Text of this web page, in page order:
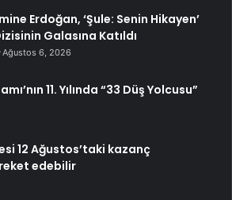
Erdoğan, ‘Şule: Senin Hikayen’
Galasına Katıldı
Ağustos 6, 2026
11. Yılında “33 Düş Yolcusu”
12 Ağustos’taki kazanç
edebilir